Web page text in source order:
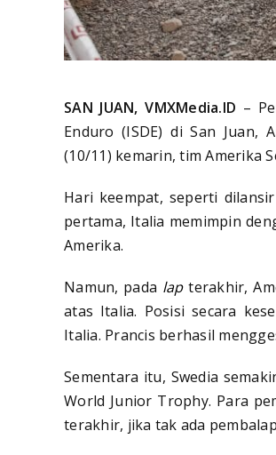
SAN JUAN, VMXMedia.ID –
Enduro (ISDE) di San Juan,
(10/11) kemarin, tim Amerika
Hari keempat, seperti
pertama, Italia memimpin
Amerika.
Namun, pada lapterakhir,
atas Italia. Posisi secara
Italia. Prancis berhasil
Sementara itu, Swedia
World Junior Trophy. Para
terakhir, jika tak ada